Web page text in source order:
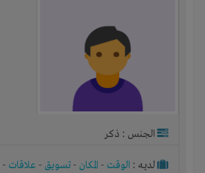
الجنس : ذكر
لديـه : الوقت - المكان - تسويق - علاقات -